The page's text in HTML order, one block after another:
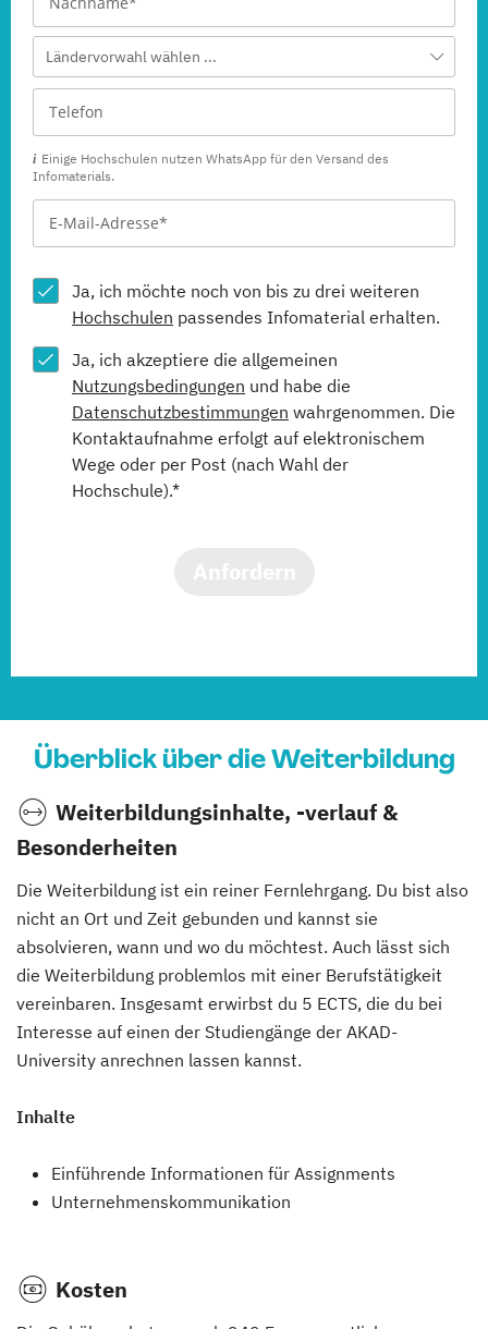
Ländervorwahl wählen ...
Einige Hochschulen nutzen WhatsApp für den Versand des
Infomaterials.
Ja, ich möchte noch von bis zu drei weiteren
Hochschulen passendes Infomaterial erhalten.
Ja, ich akzeptiere die allgemeinen
Nutzungsbedingungen und habe die
Datenschutzbestimmungen wahrgenommen. Die
Kontaktaufnahme erfolgt auf elektronischem
Wege oder per Post (nach Wahl der
Hochschule).*
Überblick über die Weiterbildung
Weiterbildungsinhalte, -verlauf &
Besonderheiten
Die Weiterbildung ist ein reiner Fernlehrgang. Du bist also
nicht an Ort und Zeit gebunden und kannst sie
absolvieren, wann und wo du möchtest. Auch lässt sich
die Weiterbildung problemlos mit einer Berufstätigkeit
vereinbaren. Insgesamt erwirbst du 5 ECTS, die du bei
Interesse auf einen der Studiengänge der AKAD-
University anrechnen lassen kannst.
Inhalte
Einführende Informationen für Assignments
Unternehmenskommunikation
Kosten